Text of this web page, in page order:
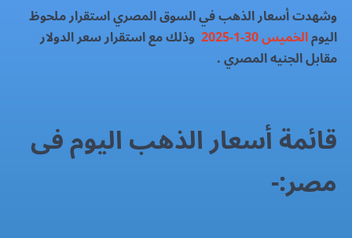
وشهدت أسعار الذهب في السوق المصري استقرار ملحوظ
اليومالخميس 30-1-2025 وذلك مع استقرار سعر الدولار
مقابل الجنيه المصري .
قائمة أسعار الذهب اليوم فى
مصر:-